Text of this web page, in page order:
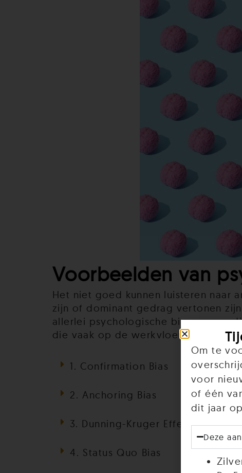
Voorbeelden van
Het niet goed kunnen luisteren naar
zijn of dominant gedrag vertonen
allerlei psychologische biases voor
die vaak op de werkvloer
1. Confirmation Bias
2. Anchoring Bias
3. Dunning-Kruger Effect
4. Status Quo Bias
Om te
voor
of één
dit jaar
Deze